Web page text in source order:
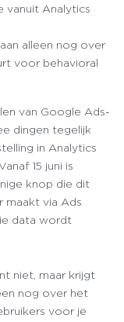
vanuit Analytics
alleen nog over
voor behavioral
van Google Ads-
dingen tegelijk
in Analytics
15 juni is
knop die dit
maakt via Ads
data wordt
niet, maar krijgt
nog over het
voor je